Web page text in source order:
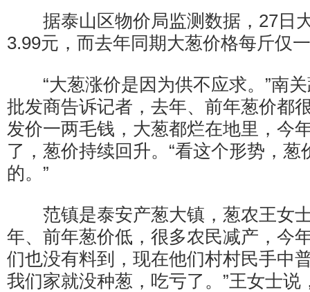
据泰山区物价局监测数据，27日
3.99元，而去年同期大葱价格每斤仅
“大葱涨价是因为供不应求。”南关
批发商告诉记者，去年、前年葱价都
发价一两毛钱，大葱都烂在地里，今
了，葱价持续回升。“看这个形势，葱
的。”
范镇是泰安产葱大镇，葱农王女
年、前年葱价低，很多农民减产，今
们也没有料到，现在他们村村民手中
我们家就没种葱，吃亏了。”王女士说